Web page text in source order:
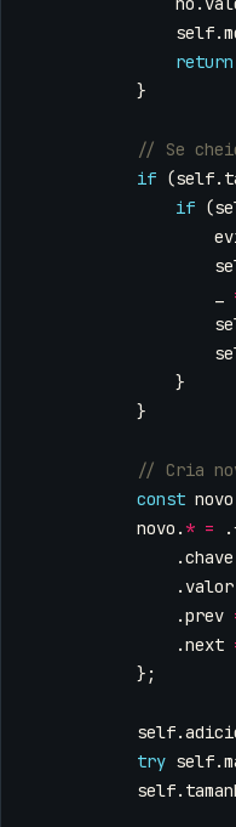
self.
return
}
if (self.
if (
}
}
const novo
novo . * =
.chave
. valor
.prev
.next
};
self.
try self.
self.